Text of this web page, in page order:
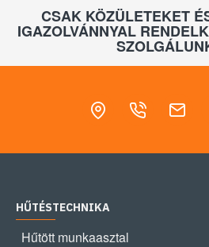
CSAK KÖZÜLETEKET
IGAZOLVÁNNYAL
HŰTÉSTECHNIKA
Hűtött munkaasztal